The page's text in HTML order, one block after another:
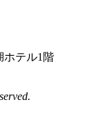
ホテル1階